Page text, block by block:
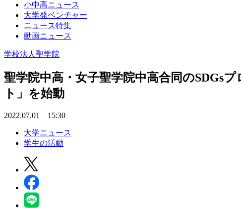
小中高ニュース
大学発ベンチャー
ニュース特集
動画ニュース
学校法人聖学院
聖学院中高・女子聖学院中高合同のSDGs
ト」を始動
2022.07.01 15:30
大学ニュース
学生の活動